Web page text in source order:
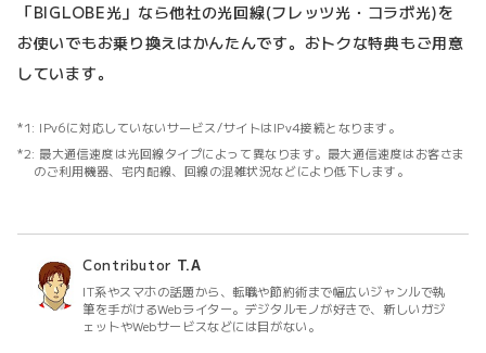
「BIGLOBE光」なら他社の光回線(フレッツ光・コラボ光)を
お使いでもお乗り換えはかんたんです。おトクな特典もご用意
しています。
IPv6に対応していないサービス/サイトはIPv4接続となります。
最大通信速度は光回線タイプによって異なります。最大通信速度はお客さま
のご利用機器、宅内配線、回線の混雑状況などにより低下します。
Contributor T.A
IT系やスマホの話題から、転職や節約術まで幅広いジャンルで執
筆を手がけるWebライター。デジタルモノが好きで、新しいガジ
ェットやWebサービスなどには目がない。